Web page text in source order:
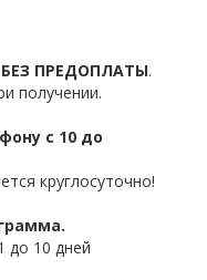
БЕЗ ПРЕДОПЛАТЫ.
получении.
с 10 до
круглосуточно!
до 10 дней